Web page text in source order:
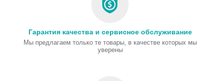
Кнопочное управление каналами UP/DN
Кнопочное управление каналами UP/DN
Переключение в "Россию" - 5 KHz ( A/F + CH9 + ON)
Регулируемый шумоподавитель (спектральный)
Гарантия качества и сервисное обслуживание
Мы предлагаем только те товары, в качестве которых мы
уверены